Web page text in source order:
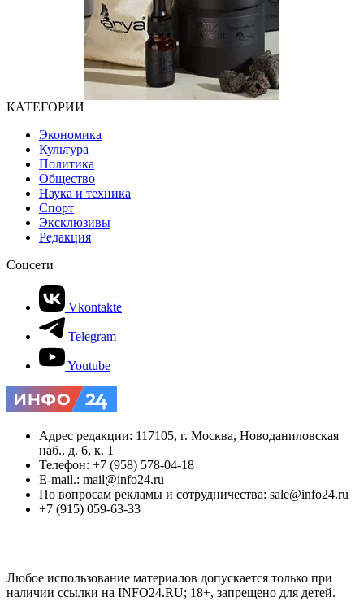
КАТЕГОРИИ
Экономика
Культура
Политика
Общество
Наука и техника
Спорт
Эксклюзивы
Редакция
Соцсети
Vkontakte
Telegram
Youtube
Адрес редакции: 117105, г. Москва, Новоданиловская
наб., д. 6, к. 1
Телефон: +7 (958) 578-04-18
E-mail.: mail@info24.ru
По вопросам рекламы и сотрудничества: sale@info24.ru
+7 (915) 059-63-33
Любое использование материалов допускается только при
наличии ссылки на INFO24.RU; 18+, запрещено для детей.